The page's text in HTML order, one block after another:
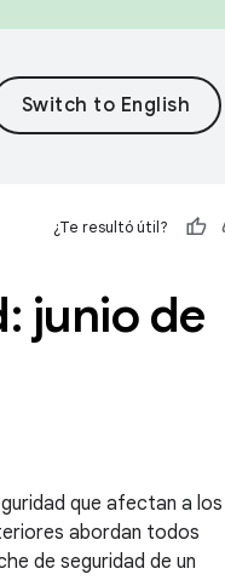
¿Te resultó útil?
junio de
que afectan a los
abordan todos
de seguridad de un